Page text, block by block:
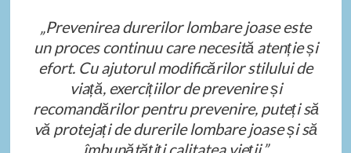
„Prevenirea durerilor lombare joase este
un proces continuu care necesită atenție și
efort. Cu ajutorul modificărilor stilului de
viață, exercițiilor de prevenire și
recomandărilor pentru prevenire, puteți să
vă protejați de durerile lombare joase și să